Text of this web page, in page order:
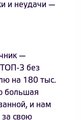
и неудачи —
—
3 без
на 180 тыс.
большая
и нам
за свою